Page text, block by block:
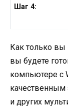
Шаг 4:
Как только вы
вы будете
компьютере с
и других